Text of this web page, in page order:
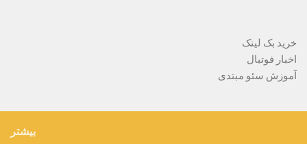
خرید بک لینک
اخبار فوتبال
آموزش سئو مبتدی
بیشتر